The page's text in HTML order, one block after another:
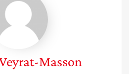
Veyrat-
Masson
Masson